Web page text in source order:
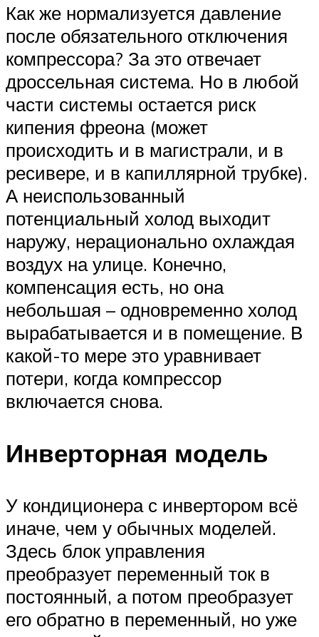
Как же нормализуется давление
после обязательного отключения
компрессора? За это отвечает
дроссельная система. Но в любой
части системы остается риск
кипения фреона (может
происходить и в магистрали, и в
ресивере, и в капиллярной трубке).
А неиспользованный
потенциальный холод выходит
наружу, нерационально охлаждая
воздух на улице. Конечно,
компенсация есть, но она
небольшая – одновременно холод
вырабатывается и в помещение. В
какой-то мере это уравнивает
потери, когда компрессор
включается снова.
Инверторная модель
У кондиционера с инвертором всё
иначе, чем у обычных моделей.
Здесь блок управления
преобразует переменный ток в
постоянный, а потом преобразует
его обратно в переменный, но уже